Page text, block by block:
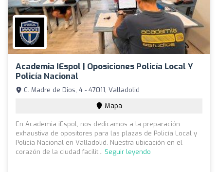
Academia IEspol | Oposiciones Policía Local Y
Policía Nacional
C. Madre de Dios, 4 - 47011, Valladolid
Mapa
En Academia iEspol, nos dedicamos a la preparación
exhaustiva de opositores para las plazas de Policía Local y
Policía Nacional en Valladolid. Nuestra ubicación en el
corazón de la ciudad facilit... Seguir leyendo